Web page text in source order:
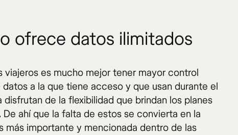
ofrece datos ilimitados
viajeros es mucho mejor tener mayor control
a la que tiene acceso y que usan durante el
disfrutan de la flexibilidad que brindan los planes
ahí que la falta de estos se convierta en la
más importante y mencionada dentro de las